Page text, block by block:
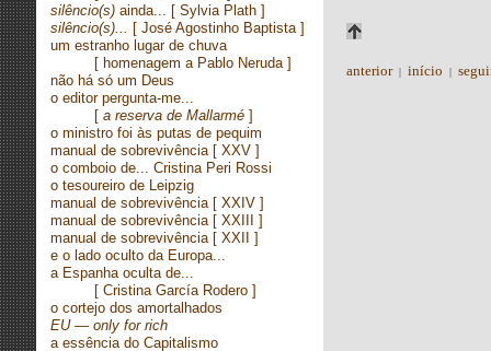
silêncio(s) ainda... [ Sylvia Plath ]
silêncio(s)... [ José Agostinho Baptista ]
um estranho lugar de chuva
[ homenagem a Pablo Neruda ]
não há só um Deus
o editor pergunta-me...
[ a reserva de Mallarmé ]
o ministro foi às putas de pequim
manual de sobrevivência[ XXV ]
o comboio de... Cristina Peri Rossi
o tesoureiro de Leipzig
manual de sobrevivência[ XXIV ]
manual de sobrevivência[ XXIII ]
manual de sobrevivência[ XXII ]
e o lado oculto da Europa...
a Espanha oculta de...
[ Cristina García Rodero ]
o cortejo dos amortalhados
EU — only for rich
a essência do Capitalismo
anterior| início |